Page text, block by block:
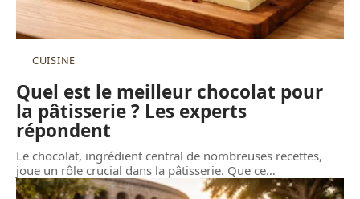
CUISINE
Quel est le meilleur chocolat pour
la pâtisserie ? Les experts
répondent
Le chocolat, ingrédient central de nombreuses recettes,
joue un rôle crucial dans la pâtisserie. Que ce…